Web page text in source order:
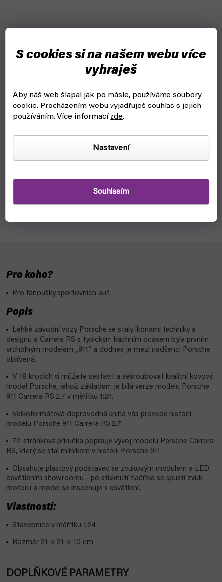
S cookies si na našem webu více
vyhraješ
Aby náš web šlapal jak po másle, používáme soubory
cookie. Procházením webu vyjadřuješ souhlas s jejich
používáním. Více informacízde.
Nastavení
Souhlasím
Detail
Pro koho?
Pro fanoušky sportovních aut.
Popis
Lehké závodní vozy Porsche se staly ikonami techniky a
designu a Carrera RS s typickým kachním ocasem byla prvním
vrcholným modelem „911“ a dodnes je mezi nadšenci Porsche
oblíbená.
V 18 krocích si můžete sestavit a sešroubovat kvalitní kovový
model Porsche, jehož základem je bílá verze modelu Porsche
911 Carrera RS 2.7 v měřítku 1:24.
Velkoformátová doprovodná kniha vás provede historií
modelu Porsche 911 Carrera RS 2.7.
72-stránková příručka popisuje vývoj modelu Porsche Carrera
RS, který se stal milníkem v historii Porsche 911.
Obsahuje plastový podstavec se zvukovým modulem a LED
osvětlením showroomu - po stisknutí tlačítka se spustí zvuk
motoru a model se inscenuje s osvětlení.
Vlastnosti:
Stavebnice v měřítku 1:24
Rozměr 21 × 21 × 10 cm
DOPLŇKOVÉ PARAMETRY